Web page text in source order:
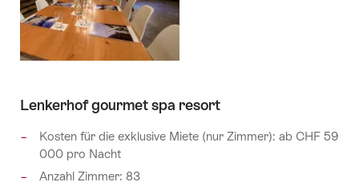
Lenkerhof gourmet spa resort
Kosten für die exklusive Miete (nur Zimmer): ab CHF 59
000 pro Nacht
Anzahl Zimmer: 83